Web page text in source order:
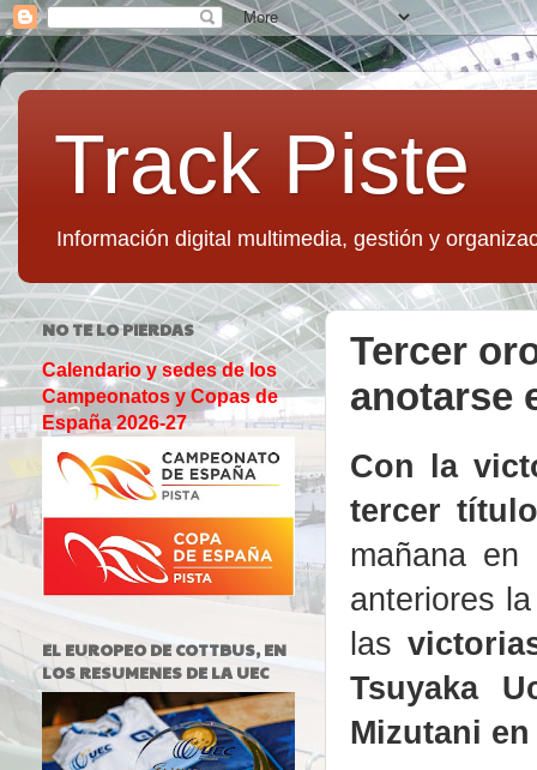
Track Piste
Información digital multimedia, gestión y
Tercer
anotarse
Con la
tercer
mañana
anteriores
las
Tsuyaka
Mizutani
NO TE LO PIERDAS
Calendario y sedes de los
Campeonatos y Copas de
España 2026-27
EL EUROPEO DE COTTBUS, EN
LOS RESUMENES DE LA UEC